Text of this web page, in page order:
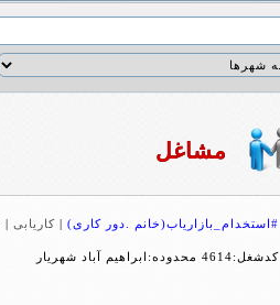
مشاغل
#استخدام_بازاریاب(خانم .دور کاری) | کاریابی|
کدشغل:4614 محدوده:ابراهیم آباد شهریار